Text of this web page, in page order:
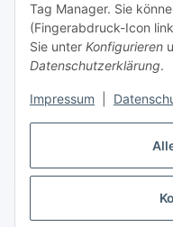
Tag Manager. Sie
(Fingerabdruck-Icon
Sie unter Konfigurieren
Datenschutzerklärung.
Impressum
Versand